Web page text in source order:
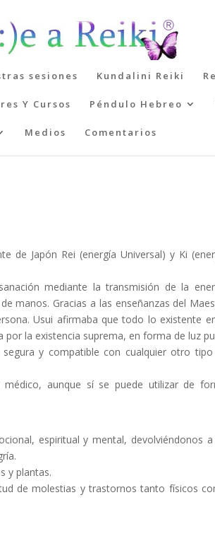
sesiones Kundalini Reiki
Y Cursos Péndulo Hebreo
Medios Comentarios
de Japón Rei (energía Universal) y Ki
mediante la transmisión de la
manos. Gracias a las enseñanzas del
Usui afirmaba que todo lo existente
la existencia suprema, en forma de luz
y compatible con cualquier otro tipo
aunque sí se puede utilizar de
espiritual y mental, devolviéndonos
y plantas.
de molestias y trastornos tanto físicos